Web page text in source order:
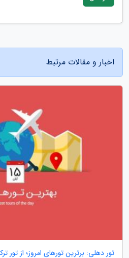
اخبار و مقالات مرتبط